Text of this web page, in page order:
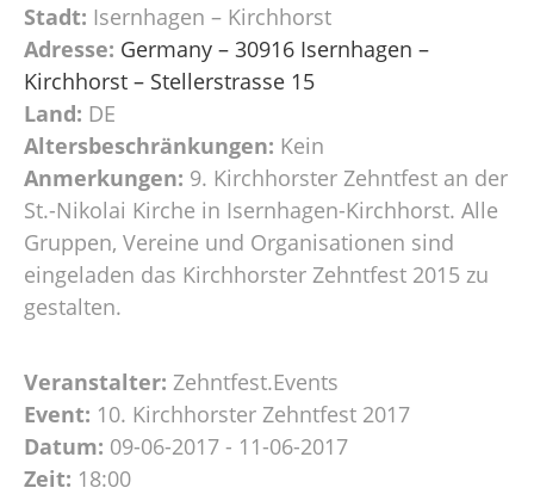
Stadt: Isernhagen – Kirchhorst
Adresse: Germany – 30916 Isernhagen –
Kirchhorst – Stellerstrasse 15
Land: DE
Altersbeschränkungen: Kein
Anmerkungen: 9. Kirchhorster Zehntfest an der
St.-Nikolai Kirche in Isernhagen-Kirchhorst. Alle
Gruppen, Vereine und Organisationen sind
eingeladen das Kirchhorster Zehntfest 2015 zu
gestalten.
Veranstalter: Zehntfest.Events
Event: 10. Kirchhorster Zehntfest 2017
Datum: 09-06-2017 - 11-06-2017
Zeit: 18:00